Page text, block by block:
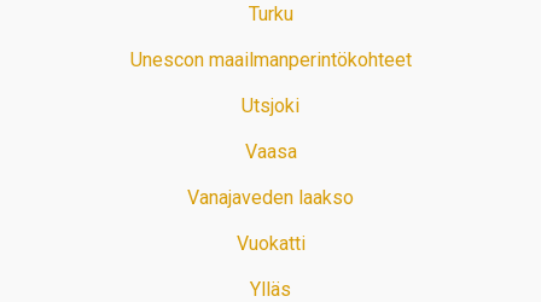
Turku
Unescon maailmanperintökohteet
Utsjoki
Vaasa
Vanajaveden laakso
Vuokatti
Ylläs